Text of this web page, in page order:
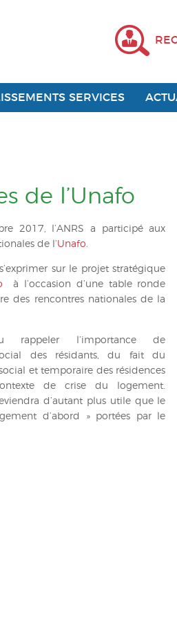
SERVICES
de l’Unafo
2017, l’ANRS a participé aux
de l’Unafo
sur le projet stratégique
à l’occasion d’une table ronde
des rencontres nationales de la
rappeler l’importance de
des résidants, du fait du
et temporaire des résidences
de crise du logement.
d’autant plus utile que le
d’abord » portées par le